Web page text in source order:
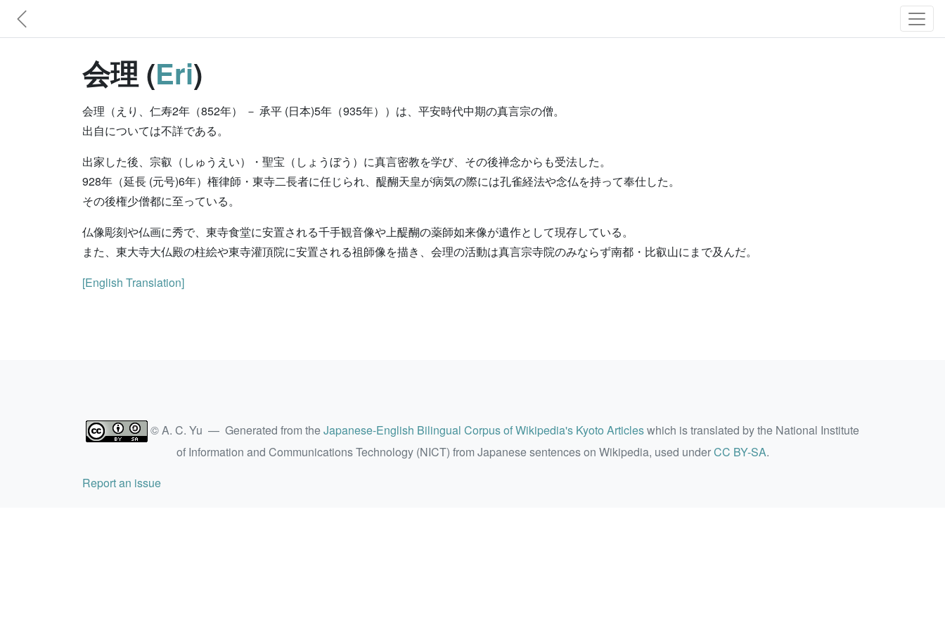
会理 (Eri)
会理（えり、仁寿2年（852年） － 承平 (日本)5年（935年））は、平安時代中期の真言宗の僧。
出自については不詳である。
出家した後、宗叡（しゅうえい）・聖宝（しょうぼう）に真言密教を学び、その後禅念からも受法した。
928年（延長 (元号)6年）権律師・東寺二長者に任じられ、醍醐天皇が病気の際には孔雀経法や念仏を持って奉仕した。
その後権少僧都に至っている。
仏像彫刻や仏画に秀で、東寺食堂に安置される千手観音像や上醍醐の薬師如来像が遺作として現存している。
また、東大寺大仏殿の柱絵や東寺灌頂院に安置される祖師像を描き、会理の活動は真言宗寺院のみならず南都・比叡山にまで及んだ。
[English Translation]
© A. C. Yu — Generated from theJapanese-English Bilingual Corpus of Wikipedia's Kyoto Articleswhich is translated by the National Institute
of Information and Communications Technology (NICT) from Japanese sentences on Wikipedia, used underCC BY-SA.
Report an issue